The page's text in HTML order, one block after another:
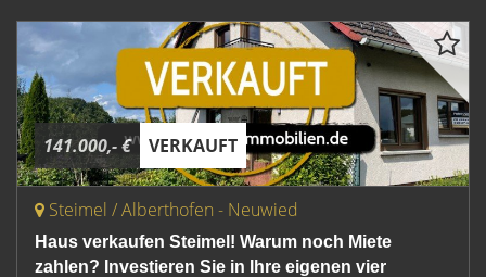
141.000,- € VERKAUFT
Steimel / Alberthofen - Neuwied
Haus verkaufen Steimel! Warum noch Miete
zahlen? Investieren Sie in Ihre eigenen vier